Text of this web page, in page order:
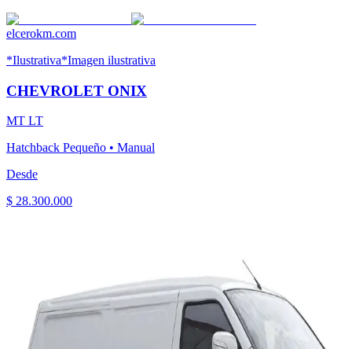
elcerokm.com
*Ilustrativa*Imagen ilustrativa
CHEVROLET ONIX
MT LT
Hatchback Pequeño • Manual
Desde
$ 28.300.000